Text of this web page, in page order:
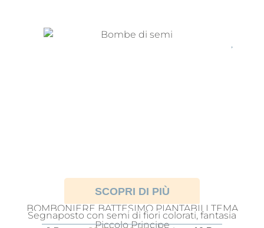
SCOPRI DI PIÙ
BOMBONIERE BATTESIMO PIANTABILI TEMA
PICCOLO PRINCIPE
Segnaposto con semi di fiori colorati, fantasia
Piccolo Principe